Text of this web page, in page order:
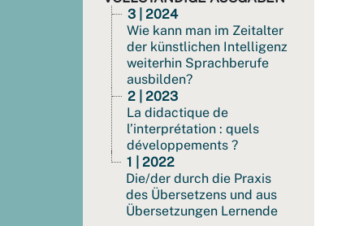
3 | 2024
Wie kann man im Zeitalter
der künstlichen Intelligenz
weiterhin Sprachberufe
ausbilden?
2 | 2023
La didactique de
l’interprétation : quels
développements ?
1 | 2022
Die/der durch die Praxis
des Übersetzens und aus
Übersetzungen Lernende